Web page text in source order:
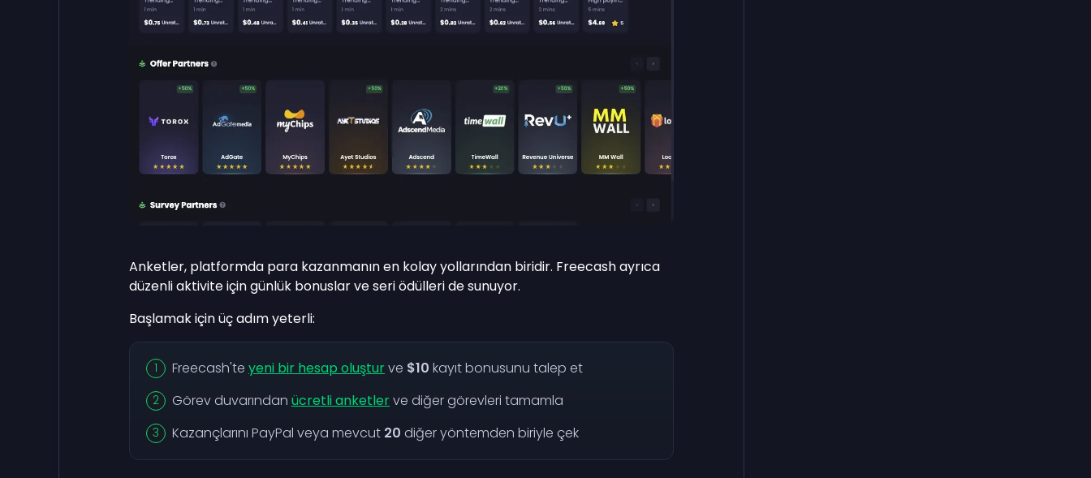
Anketler, platformda para kazanmanın en kolay yollarından biridir. Freecash ayrıca
düzenli aktivite için günlük bonuslar ve seri ödülleri de sunuyor.
Başlamak için üç adım yeterli:
Freecash'te yeni bir hesap oluşturve $10 kayıt bonusunu talep et
Görev duvarından ücretli anketlerve diğer görevleri tamamla
Kazançlarını PayPal veya mevcut 20 diğer yöntemden biriyle çek